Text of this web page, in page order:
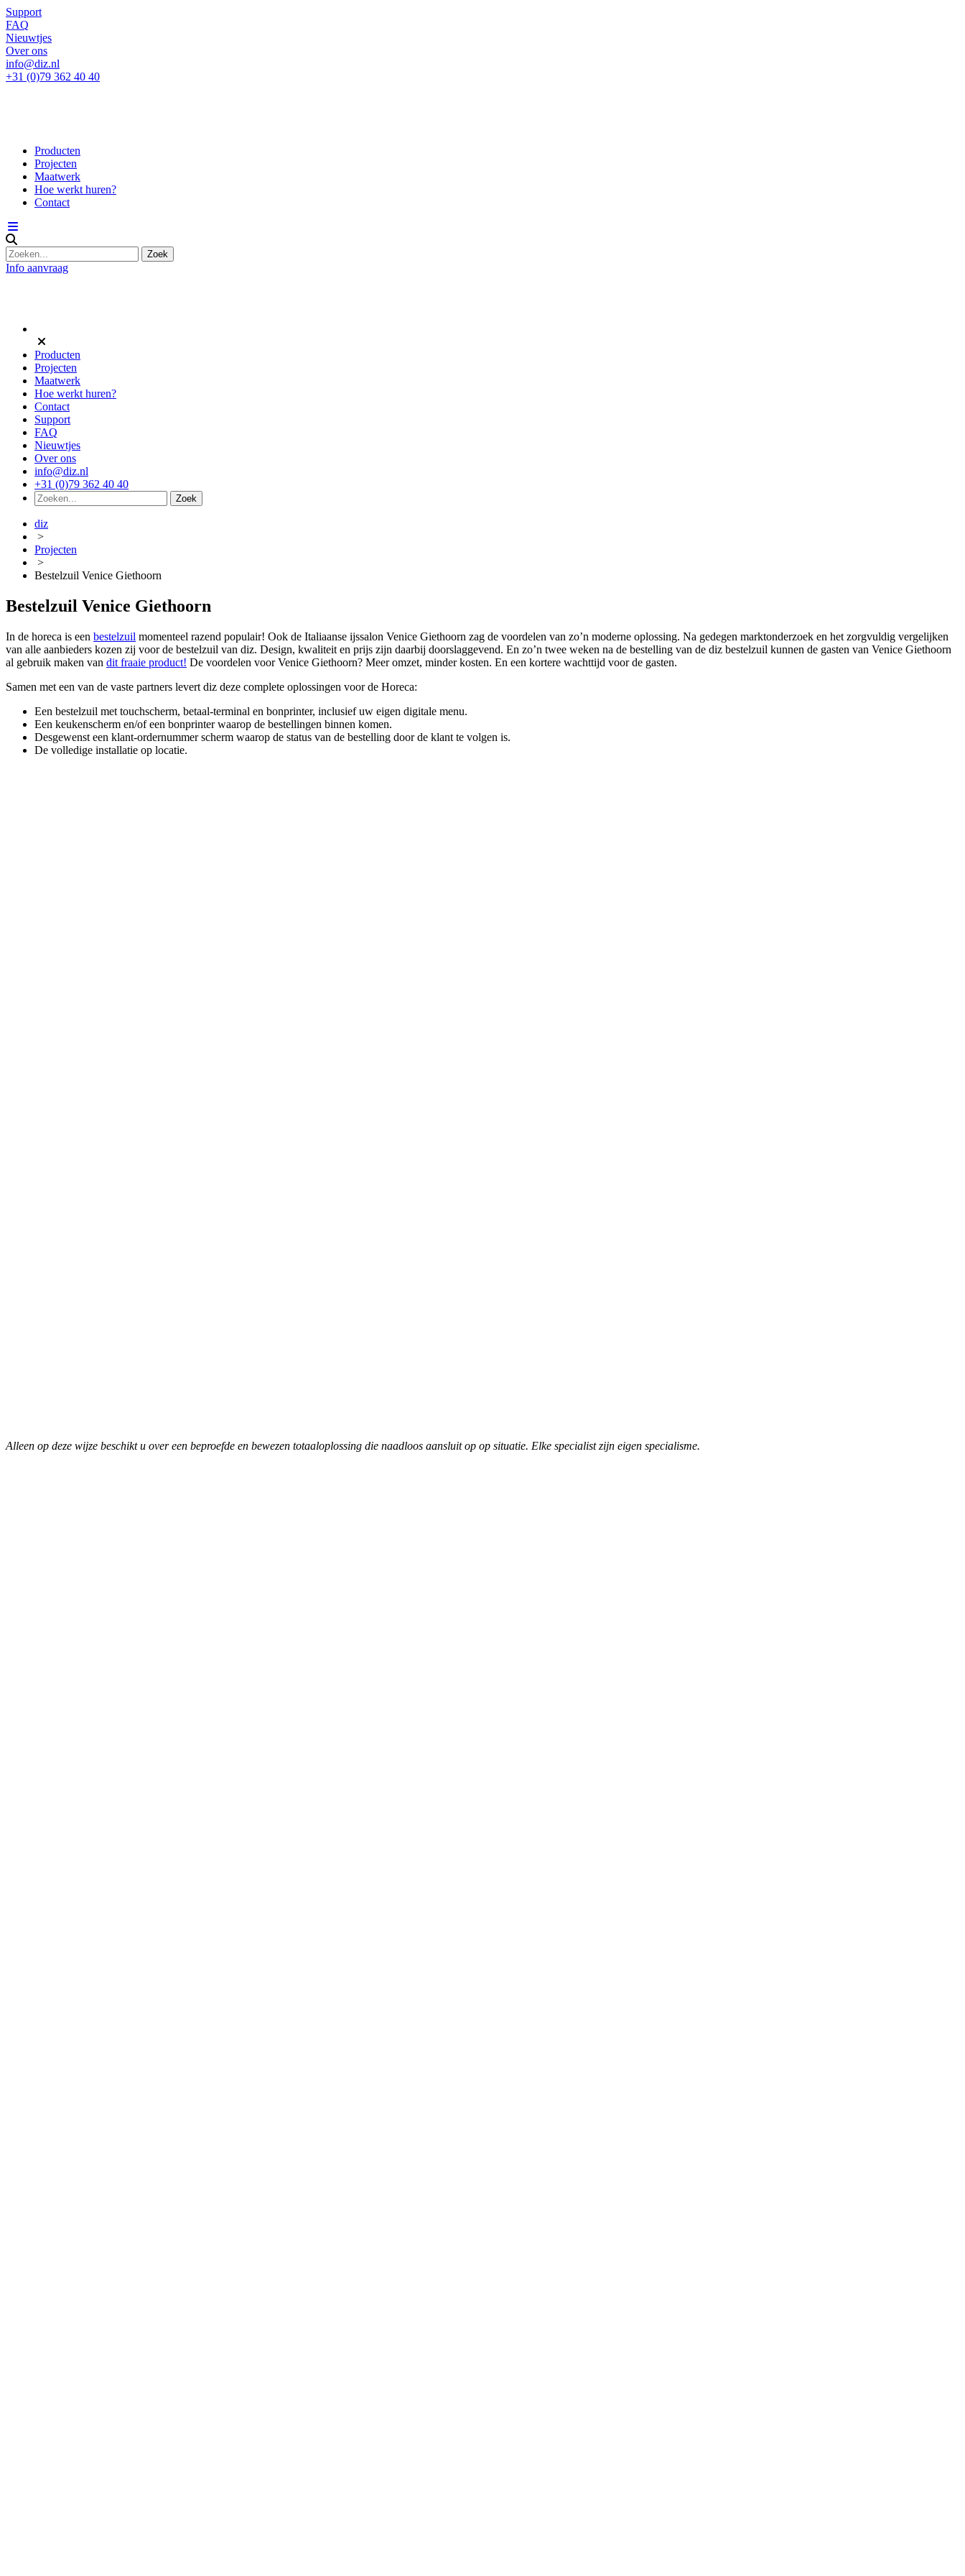
Support
FAQ
Nieuwtjes
Over ons
info@diz.nl
+31 (0)79 362 40 40
Producten
Projecten
Maatwerk
Hoe werkt huren?
Contact
Info aanvraag
Producten
Projecten
Maatwerk
Hoe werkt huren?
Contact
Support
FAQ
Nieuwtjes
Over ons
info@diz.nl
+31 (0)79 362 40 40
diz
>
Projecten
>
Bestelzuil Venice Giethoorn
Bestelzuil Venice Giethoorn
In de horeca is een bestelzuil momenteel razend populair! Ook de Italiaanse ijssalon Venice Giethoorn zag de voordelen van zo’n moderne oplossing. Na gedegen marktonderzoek en het zorgvuldig vergelijken
van alle aanbieders kozen zij voor de bestelzuil van diz. Design, kwaliteit en prijs zijn daarbij doorslaggevend. En zo’n twee weken na de bestelling van de diz bestelzuil kunnen de gasten van Venice Giethoorn
al gebruik maken van dit fraaie product! De voordelen voor Venice Giethoorn? Meer omzet, minder kosten. En een kortere wachttijd voor de gasten.
Samen met een van de vaste partners levert diz deze complete oplossingen voor de Horeca:
Een bestelzuil met touchscherm, betaal-terminal en bonprinter, inclusief uw eigen digitale menu.
Een keukenscherm en/of een bonprinter waarop de bestellingen binnen komen.
Desgewenst een klant-ordernummer scherm waarop de status van de bestelling door de klant te volgen is.
De volledige installatie op locatie.
Alleen op deze wijze beschikt u over een beproefde en bewezen totaaloplossing die naadloos aansluit op op situatie. Elke specialist zijn eigen specialisme.